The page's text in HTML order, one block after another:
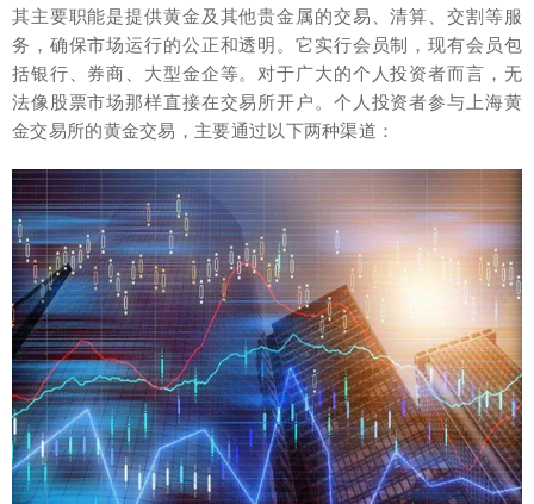
其主要职能是提供黄金及其他贵金属的交易、清算、交割等服
务，确保市场运行的公正和透明。它实行会员制，现有会员包
括银行、券商、大型金企等。对于广大的个人投资者而言，无
法像股票市场那样直接在交易所开户。个人投资者参与上海黄
金交易所的黄金交易，主要通过以下两种渠道：